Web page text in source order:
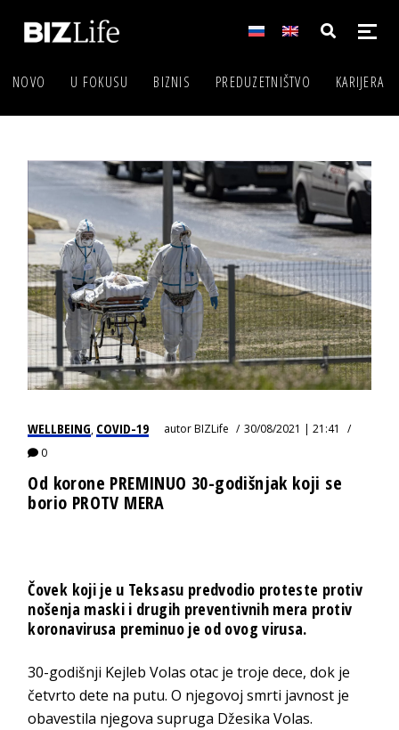
NOVO U FOKUSU BIZNIS PREDUZETNIŠTVO KARIJERA
WELLBEING, COVID-19 autorBIZLife
30/08/2021 | 21:41
0
Od korone PREMINUO 30-godišnjak koji se
borio PROTV MERA
Čovek koji je u Teksasu predvodio proteste protiv
nošenja maski i drugih preventivnih mera protiv
koronavirusa preminuo je od ovog virusa.
30-godišnji Kejleb Volas otac je troje dece, dok je
četvrto dete na putu. O njegovoj smrti javnost je
obavestila njegova supruga Džesika Volas.